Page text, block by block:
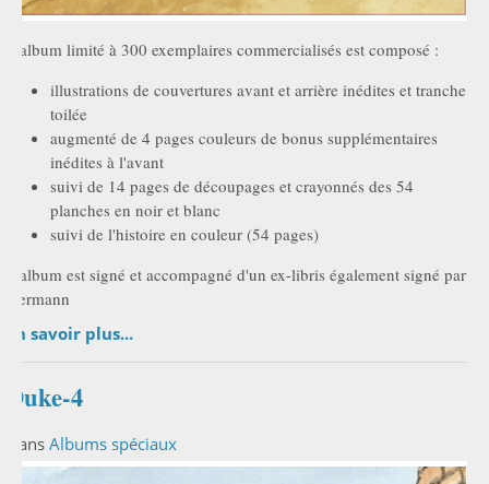
L'album limité à 300 exemplaires commercialisés est composé :
illustrations de couvertures avant et arrière inédites et tranche
toilée
augmenté de 4 pages couleurs de bonus supplémentaires
inédites à l'avant
suivi de 14 pages de découpages et crayonnés des 54
planches en noir et blanc
suivi de l'histoire en couleur (54 pages)
L'album est signé et accompagné d'un ex-libris également signé par
Hermann
En savoir plus...
Duke-4
Dans Albums spéciaux